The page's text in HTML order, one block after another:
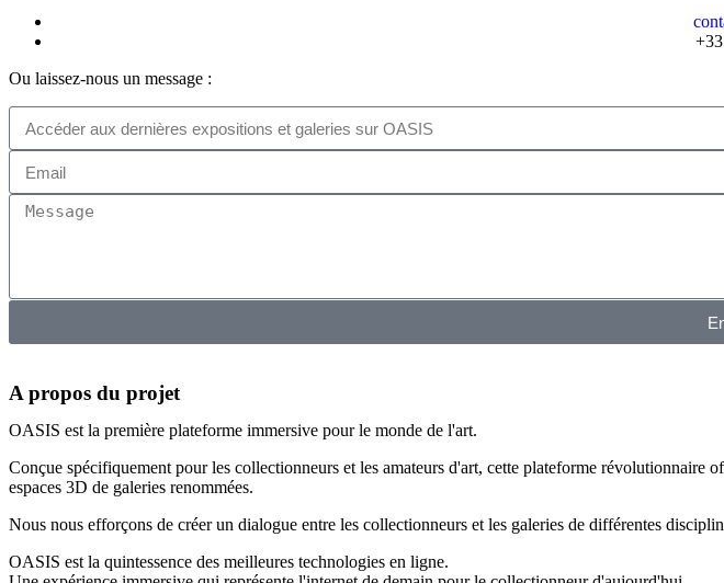
Ou laissez-nous un message :
A propos du projet
OASIS est la première plateforme immersive pour le monde de l'art.
Conçue spécifiquement pour les collectionneurs et les amateurs d'art, cette plateforme
espaces 3D de galeries renommées.
Nous nous efforçons de créer un dialogue entre les collectionneurs et les galeries de différentes
OASIS est la quintessence des meilleures technologies en ligne.